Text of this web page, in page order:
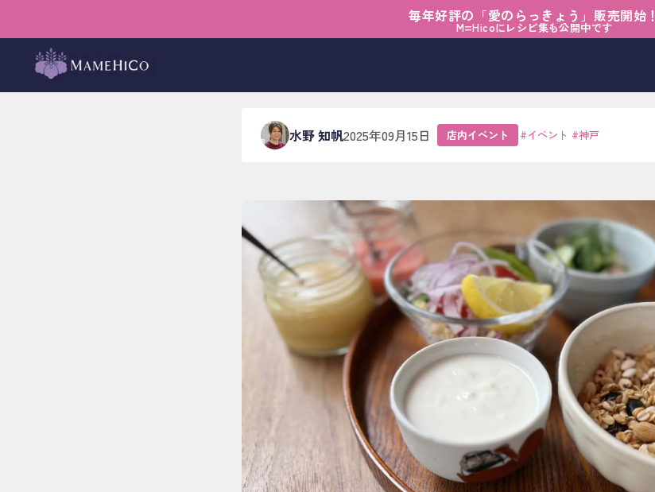
毎年好評の「愛のらっきょう」販売開始！
M=Hicoにレシピ集も公開中です
想いが響くモーニング
想いが響くモーニング
水野 知帆2025年09月15日 店内イベント #イベント #神戸